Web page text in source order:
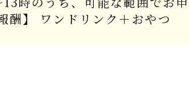
酬】 ワンドリンク＋おやつ